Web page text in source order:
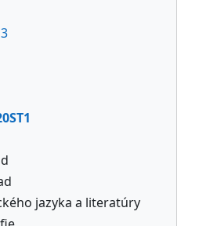
jazyka a literatúry